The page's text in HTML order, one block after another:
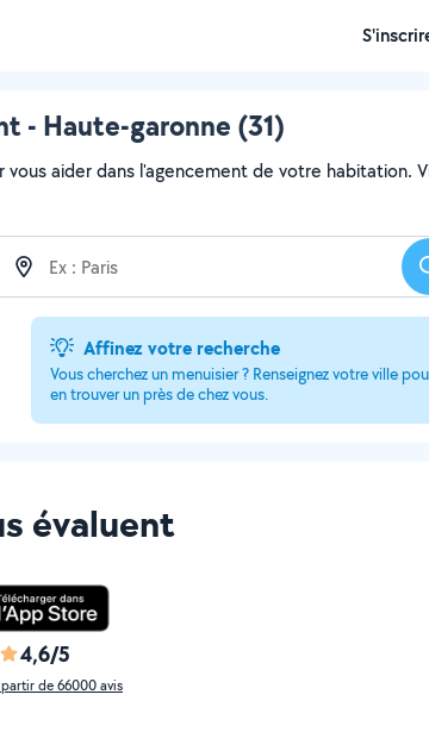
- Haute-garonne (31)
aider dans l'agencement de votre habitation.
Affinez votre recherche
Vous cherchez un menuisier ? Renseignez votre ville
en trouver un près de chez vous.
évaluent
4,6/5
de 66000 avis